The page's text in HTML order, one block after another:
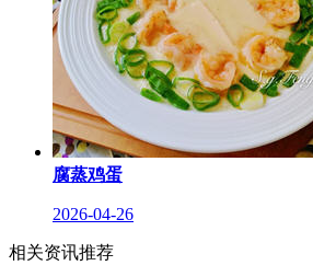
腐蒸鸡蛋
2026-04-26
相关资讯推荐